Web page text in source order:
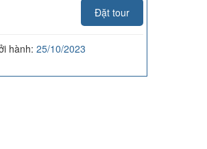
Đặt tour
hành: 25/10/2023